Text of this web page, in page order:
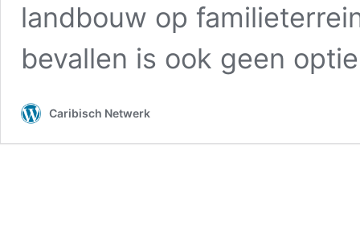
landbouw op
bevallen is ook geen
Caribisch Netwerk